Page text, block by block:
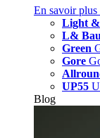
En savoir plus
Light
L& Bau
Green
Gore
UP55
Blog